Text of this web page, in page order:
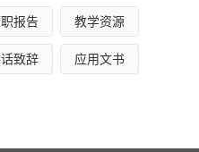
决议。
府把“五五”普法、依法治镇
障和促进各项工作的重点狠
报告 教学资源
致辞 应用文书